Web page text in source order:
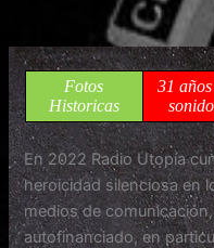
Fotos
Historicas
31
En 2022 Radio Utopía
heroicidad silenciosa en
medios de
autofinanciado, en